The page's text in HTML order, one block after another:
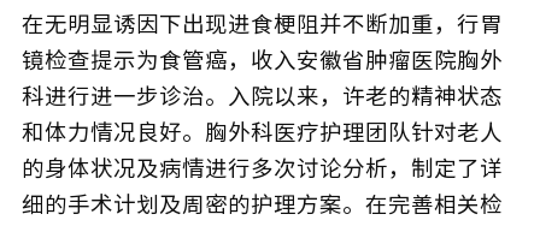
在无明显诱因下出现进食梗阻并不断加重，行胃
镜检查提示为食管癌，收入安徽省肿瘤医院胸外
科进行进一步诊治。入院以来，许老的精神状态
和体力情况良好。胸外科医疗护理团队针对老人
的身体状况及病情进行多次讨论分析，制定了详
细的手术计划及周密的护理方案。在完善相关检